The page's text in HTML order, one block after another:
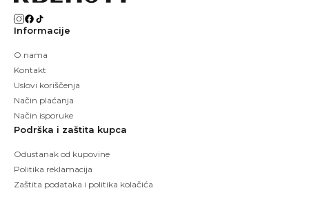
Informacije
O nama
Kontakt
Uslovi koriščenja
Način plaćanja
Način isporuke
Podrška i zaštita kupca
Odustanak od kupovine
Politika reklamacija
Zaštita podataka i politika kolačića